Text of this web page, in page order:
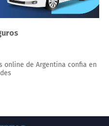
online de Argentina confia en